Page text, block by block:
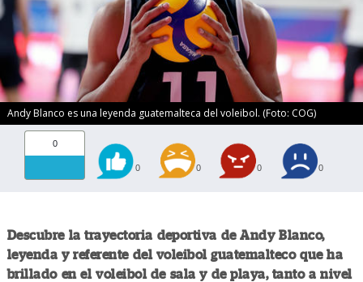
Andy Blanco es una leyenda guatemalteca del voleibol. (Foto: COG)
0
0 0 0 0
Descubre la trayectoria deportiva de Andy Blanco,
leyenda y referente del voleibol guatemalteco que ha
brillado en el voleibol de sala y de playa, tanto a nivel